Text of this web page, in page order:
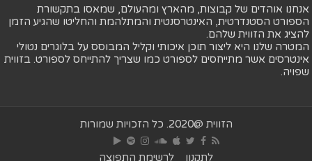
אנחנו אוהדים של קבוצות, מהארץ ומהעולם, שמאסו בתקשורת
הספורט הסטנדרטית, האינטרסנטית והמתלהמת והחליטו שהגיע הזמן
להציג את הזווית שלהם.
המטרה שלנו היא ליצור תוכן איכותי וקליל המבוסס על בלוגרים נטולי
אינטרסים אשר מתייחסים לספורט כמו שצריך להתייחס לספורט. בזווית
שפויה.
הזווית @2020. כל הזכויות שמורות
לתקנון לרשימת התפוצה